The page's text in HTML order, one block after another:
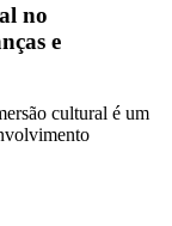
no
e
cultural é um